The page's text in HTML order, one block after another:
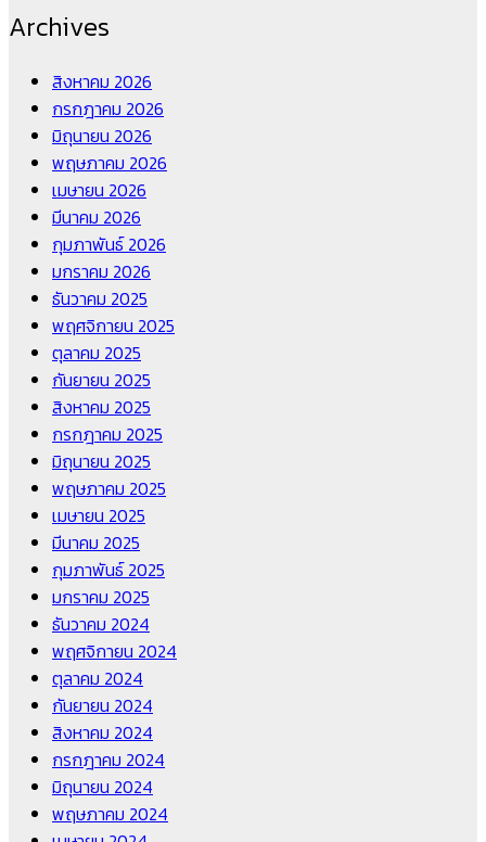
Archives
สิงหาคม 2026
กรกฎาคม 2026
มิถุนายน 2026
พฤษภาคม 2026
เมษายน 2026
มีนาคม 2026
กุมภาพันธ์ 2026
มกราคม 2026
ธันวาคม 2025
พฤศจิกายน 2025
ตุลาคม 2025
กันยายน 2025
สิงหาคม 2025
กรกฎาคม 2025
มิถุนายน 2025
พฤษภาคม 2025
เมษายน 2025
มีนาคม 2025
กุมภาพันธ์ 2025
มกราคม 2025
ธันวาคม 2024
พฤศจิกายน 2024
ตุลาคม 2024
กันยายน 2024
สิงหาคม 2024
กรกฎาคม 2024
มิถุนายน 2024
พฤษภาคม 2024